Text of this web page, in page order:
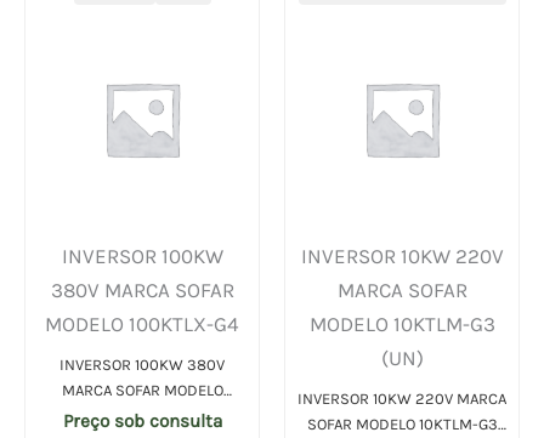
INVERSOR 100KW
380V MARCA SOFAR
MODELO 100KTLX-G4
INVERSOR 100KW 380V
MARCA SOFAR MODELO
100KTLX-G4 (UN)
Preço sob consulta
INVERSOR 10KW 220V
MARCA SOFAR
MODELO 10KTLM-G3
(UN)
INVERSOR 10KW 220V MARCA
SOFAR MODELO 10KTLM-G3